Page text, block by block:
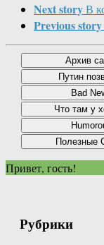
Next storyВ
Previous story
Привет, гость!
Рубрики